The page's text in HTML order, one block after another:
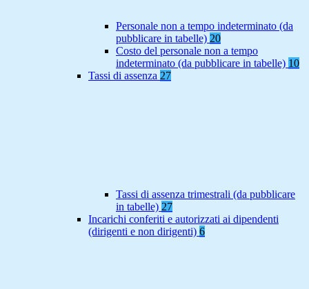
Personale non a tempo indeterminato (da
pubblicare in tabelle) 20
Costo del personale non a tempo
indeterminato (da pubblicare in tabelle) 10
Tassi di assenza 27
Tassi di assenza trimestrali (da pubblicare
in tabelle) 27
Incarichi conferiti e autorizzati ai dipendenti
(dirigenti e non dirigenti) 6